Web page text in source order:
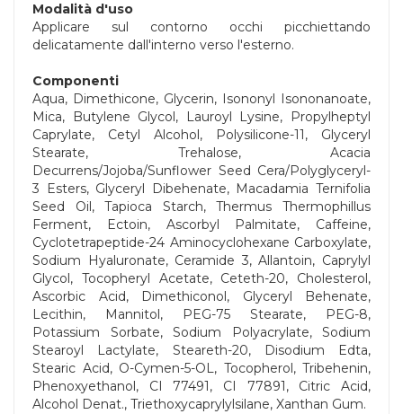
Modalità d'uso
Applicare sul contorno occhi picchiettando
delicatamente dall'interno verso l'esterno.
Componenti
Aqua, Dimethicone, Glycerin, Isononyl Isononanoate,
Mica, Butylene Glycol, Lauroyl Lysine, Propylheptyl
Caprylate, Cetyl Alcohol, Polysilicone-11, Glyceryl
Stearate, Trehalose, Acacia
Decurrens/Jojoba/Sunflower Seed Cera/Polyglyceryl-
3 Esters, Glyceryl Dibehenate, Macadamia Ternifolia
Seed Oil, Tapioca Starch, Thermus Thermophillus
Ferment, Ectoin, Ascorbyl Palmitate, Caffeine,
Cyclotetrapeptide-24 Aminocyclohexane Carboxylate,
Sodium Hyaluronate, Ceramide 3, Allantoin, Caprylyl
Glycol, Tocopheryl Acetate, Ceteth-20, Cholesterol,
Ascorbic Acid, Dimethiconol, Glyceryl Behenate,
Lecithin, Mannitol, PEG-75 Stearate, PEG-8,
Potassium Sorbate, Sodium Polyacrylate, Sodium
Stearoyl Lactylate, Steareth-20, Disodium Edta,
Stearic Acid, O-Cymen-5-OL, Tocopherol, Tribehenin,
Phenoxyethanol, CI 77491, CI 77891, Citric Acid,
Alcohol Denat., Triethoxycaprylylsilane, Xanthan Gum.